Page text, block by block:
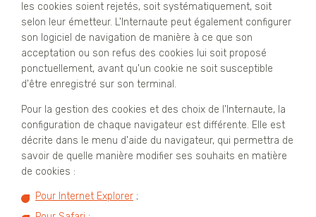
les cookies soient rejetés, soit systématiquement, soit
selon leur émetteur. L'Internaute peut également configurer
son logiciel de navigation de manière à ce que son
acceptation ou son refus des cookies lui soit proposé
ponctuellement, avant qu'un cookie ne soit susceptible
d'être enregistré sur son terminal.
Pour la gestion des cookies et des choix de l'Internaute, la
configuration de chaque navigateur est différente. Elle est
décrite dans le menu d'aide du navigateur, qui permettra de
savoir de quelle manière modifier ses souhaits en matière
de cookies :
Pour Internet Explorer ;